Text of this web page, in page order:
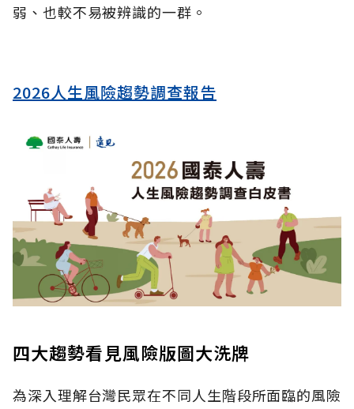
弱、也較不易被辨識的一群。
2026人生風險趨勢調查報告
四大趨勢看見風險版圖大洗牌
為深入理解台灣民眾在不同人生階段所面臨的風險